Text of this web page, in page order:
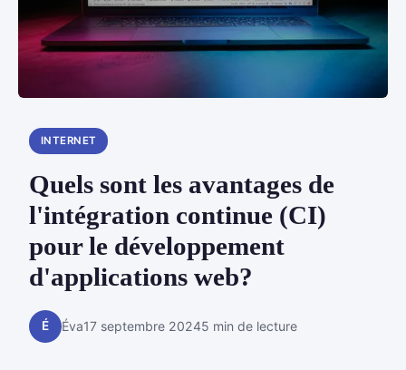
INTERNET
Quels sont les avantages de
l'intégration continue (CI)
pour le développement
d'applications web?
É Éva17 septembre 20245 min de lecture